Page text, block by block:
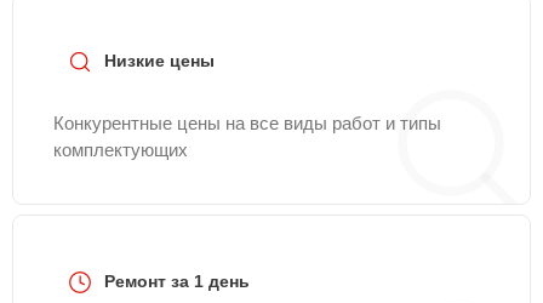
Низкие цены
Конкурентные цены на все виды работ и типы
комплектующих
Ремонт за 1 день